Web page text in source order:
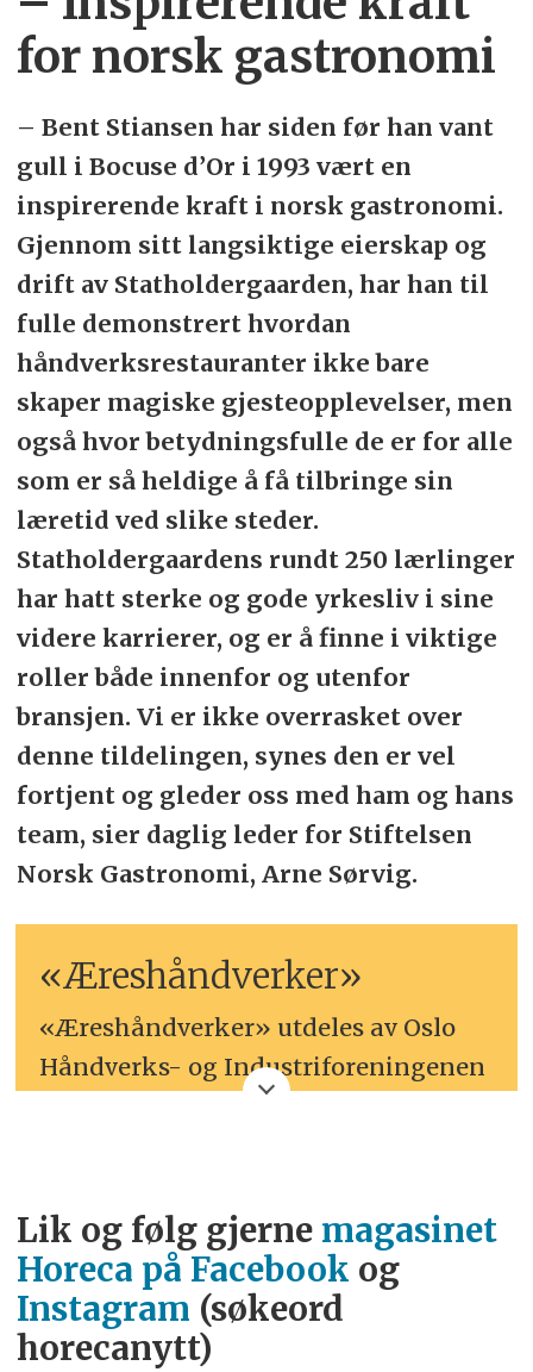
for norsk gastronomi
– Bent Stiansen har siden før han vant
gull i Bocuse d’Or i 1993 vært en
inspirerende kraft i norsk gastronomi.
Gjennom sitt langsiktige eierskap og
drift av Statholdergaarden, har han til
fulle demonstrert hvordan
håndverksrestauranter ikke bare
skaper magiske gjesteopplevelser, men
også hvor betydningsfulle de er for alle
som er så heldige å få tilbringe sin
læretid ved slike steder.
Statholdergaardens rundt 250 lærlinger
har hatt sterke og gode yrkesliv i sine
videre karrierer, og er å finne i viktige
roller både innenfor og utenfor
bransjen. Vi er ikke overrasket over
denne tildelingen, synes den er vel
fortjent og gleder oss med ham og hans
team, sier daglig leder for Stiftelsen
Norsk Gastronomi, Arne Sørvig.
«Æreshåndverker»
«Æreshåndverker» utdeles av Oslo
Håndverks- og Industriforeningenen
2022 og Lars Mytting i 2023.
Utnevnelsen er innstiftet for å hedre
en person som har utmerket seg
innen sitt felt, har gjort en betydelig
Lik og følg gjerne magasinet
Horeca på Facebook og
Instagram (søkeord
horecanytt)